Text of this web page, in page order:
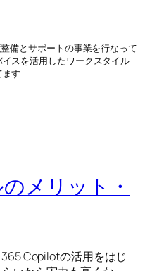
備とサポートの事業を行なって
スを活用したワークスタイル
す
メリット・
Copilotの活用をはじ